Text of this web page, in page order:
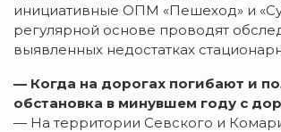
инициативные ОПМ «Пешеход» и
регулярной основе проводят
выявленных недостатках
— Когда на дорогах погибают и
обстановка в минувшем году с
— На территории Севского и